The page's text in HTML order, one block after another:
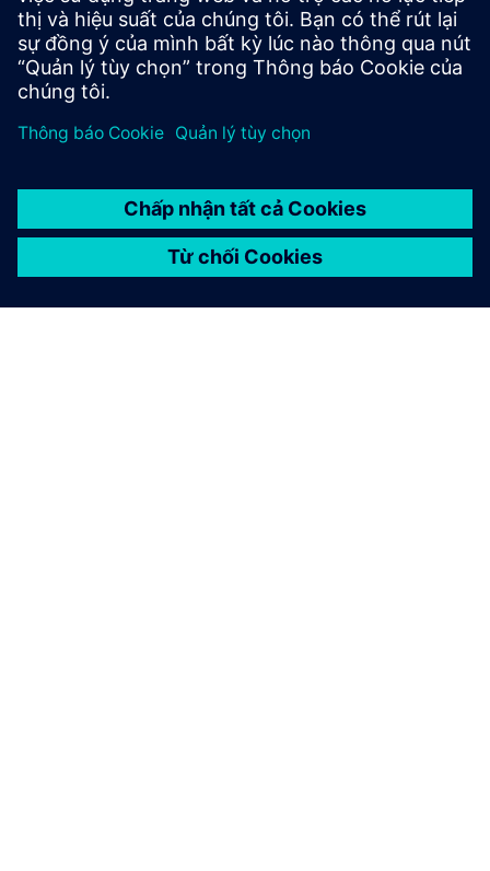
tích hợp sản phẩm Siemens Xcelerator và sản phẩm của
riêng bạn